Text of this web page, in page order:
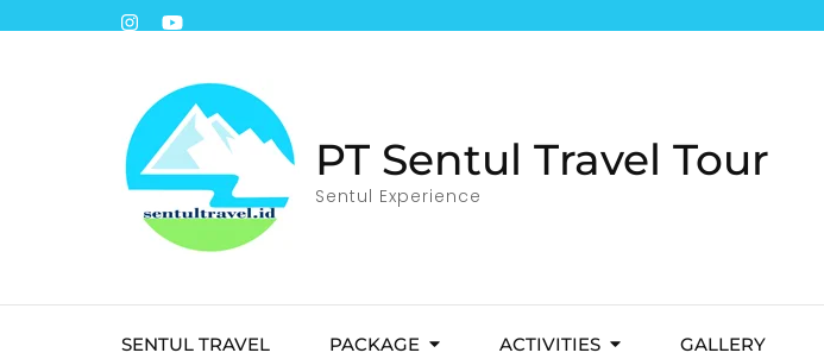
PT Sentul Travel Tour
Sentul Experience
SENTUL TRAVEL PACKAGE ACTIVITIES GALLERY